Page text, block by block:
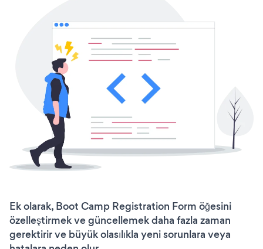
Ek olarak, Boot Camp Registration Form öğesini
özelleştirmek ve güncellemek daha fazla zaman
gerektirir ve büyük olasılıkla yeni sorunlara veya